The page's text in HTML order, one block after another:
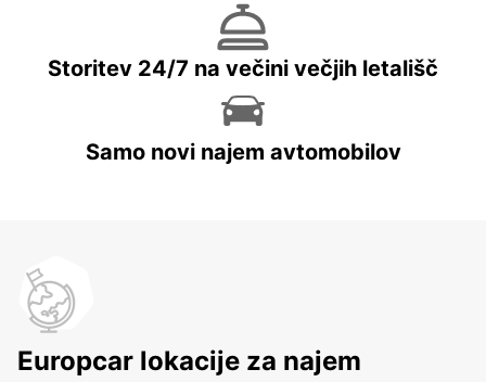
Storitev 24/7 na večini večjih letališč
Samo novi najem avtomobilov
Europcar lokacije za najem